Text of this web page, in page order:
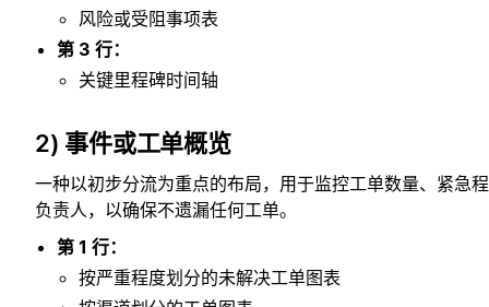
风险或受阻事项表
第 3 行：
关键里程碑时间轴
2) 事件或工单概览
一种以初步分流为重点的布局，用于监控工单数量、紧急
负责人，以确保不遗漏任何工单。
第 1 行：
按严重程度划分的未解决工单图表